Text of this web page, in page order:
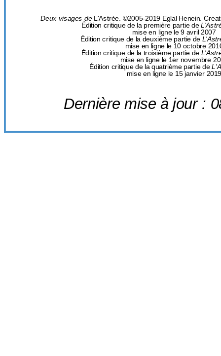
Deux visages deL'Astrée. ©2005-2019 Eglal Henein.
Édition critique de la première partie de
mise en ligne le 9 avril 2007
Édition critique de la deuxième partie de
mise en ligne le 10 octobre
Édition critique de la troisième partie de
mise en ligne le 1er novembre
Édition critique de la quatrième partie de
mise en ligne le 15 janvier
Dernière mise à jour :